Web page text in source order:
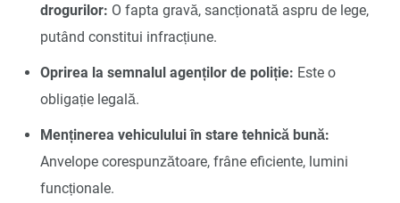
drogurilor: O fapta gravă, sancționată aspru de lege,
putând constitui infracțiune.
Oprirea la semnalul agenților de poliție: Este o
obligație legală.
Menținerea vehiculului în stare tehnică bună:
Anvelope corespunzătoare, frâne eficiente, lumini
funcționale.